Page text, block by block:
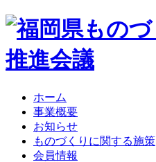
ホーム
事業概要
お知らせ
ものづくりに関する施策
会員情報